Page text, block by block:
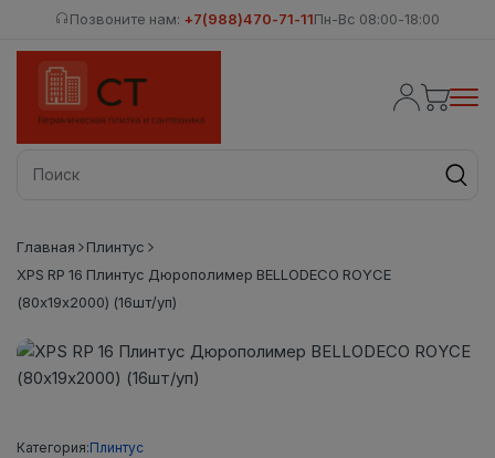
Позвоните нам: +7(988)470-71-11Пн-Вс 08:00-18:00
Главная
Плинтус
XPS RP 16 Плинтус Дюрополимер BELLODECO ROYCE
(80х19x2000) (16шт/уп)
Категория:Плинтус